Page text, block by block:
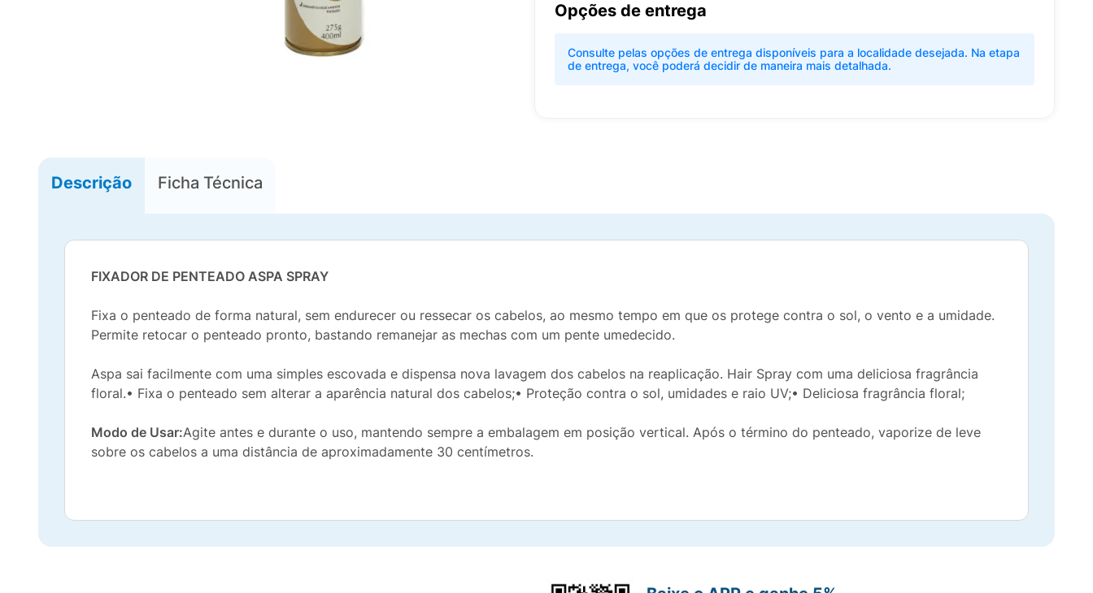
Opções de entrega
Consulte pelas opções de entrega disponíveis para a localidade desejada. Na etapa
de entrega, você poderá decidir de maneira mais detalhada.
Descrição Ficha Técnica
FIXADOR DE PENTEADO ASPA SPRAY
Fixa o penteado de forma natural, sem endurecer ou ressecar os cabelos, ao mesmo tempo em que os protege contra o sol, o vento e a umidade.
Permite retocar o penteado pronto, bastando remanejar as mechas com um pente umedecido.
Aspa sai facilmente com uma simples escovada e dispensa nova lavagem dos cabelos na reaplicação. Hair Spray com uma deliciosa fragrância
floral.• Fixa o penteado sem alterar a aparência natural dos cabelos;• Proteção contra o sol, umidades e raio UV;• Deliciosa fragrância floral;
Modo de Usar:Agite antes e durante o uso, mantendo sempre a embalagem em posição vertical. Após o término do penteado, vaporize de leve
sobre os cabelos a uma distância de aproximadamente 30 centímetros.